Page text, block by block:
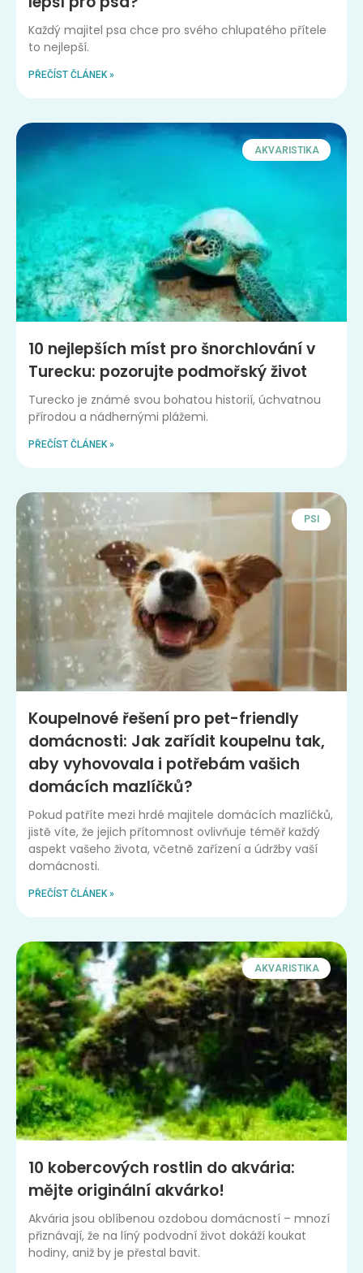
Každý majitel psa chce pro svého chlupatého přítele
to nejlepší.
PŘEČÍST ČLÁNEK »
AKVARISTIKA
10 nejlepších míst pro šnorchlování v
Turecku: pozorujte podmořský život
Turecko je známé svou bohatou historií, úchvatnou
přírodou a nádhernými plážemi.
PŘEČÍST ČLÁNEK »
PSI
Koupelnové řešení pro pet-friendly
domácnosti: Jak zařídit koupelnu tak,
aby vyhovovala i potřebám vašich
domácích mazlíčků?
Pokud patříte mezi hrdé majitele domácích mazlíčků,
jistě víte, že jejich přítomnost ovlivňuje téměř každý
aspekt vašeho života, včetně zařízení a údržby vaší
domácnosti.
PŘEČÍST ČLÁNEK »
AKVARISTIKA
10 kobercových rostlin do akvária:
mějte originální akvárko!
Akvária jsou oblíbenou ozdobou domácností – mnozí
přiznávají, že na líný podvodní život dokáží koukat
hodiny, aniž by je přestal bavit.